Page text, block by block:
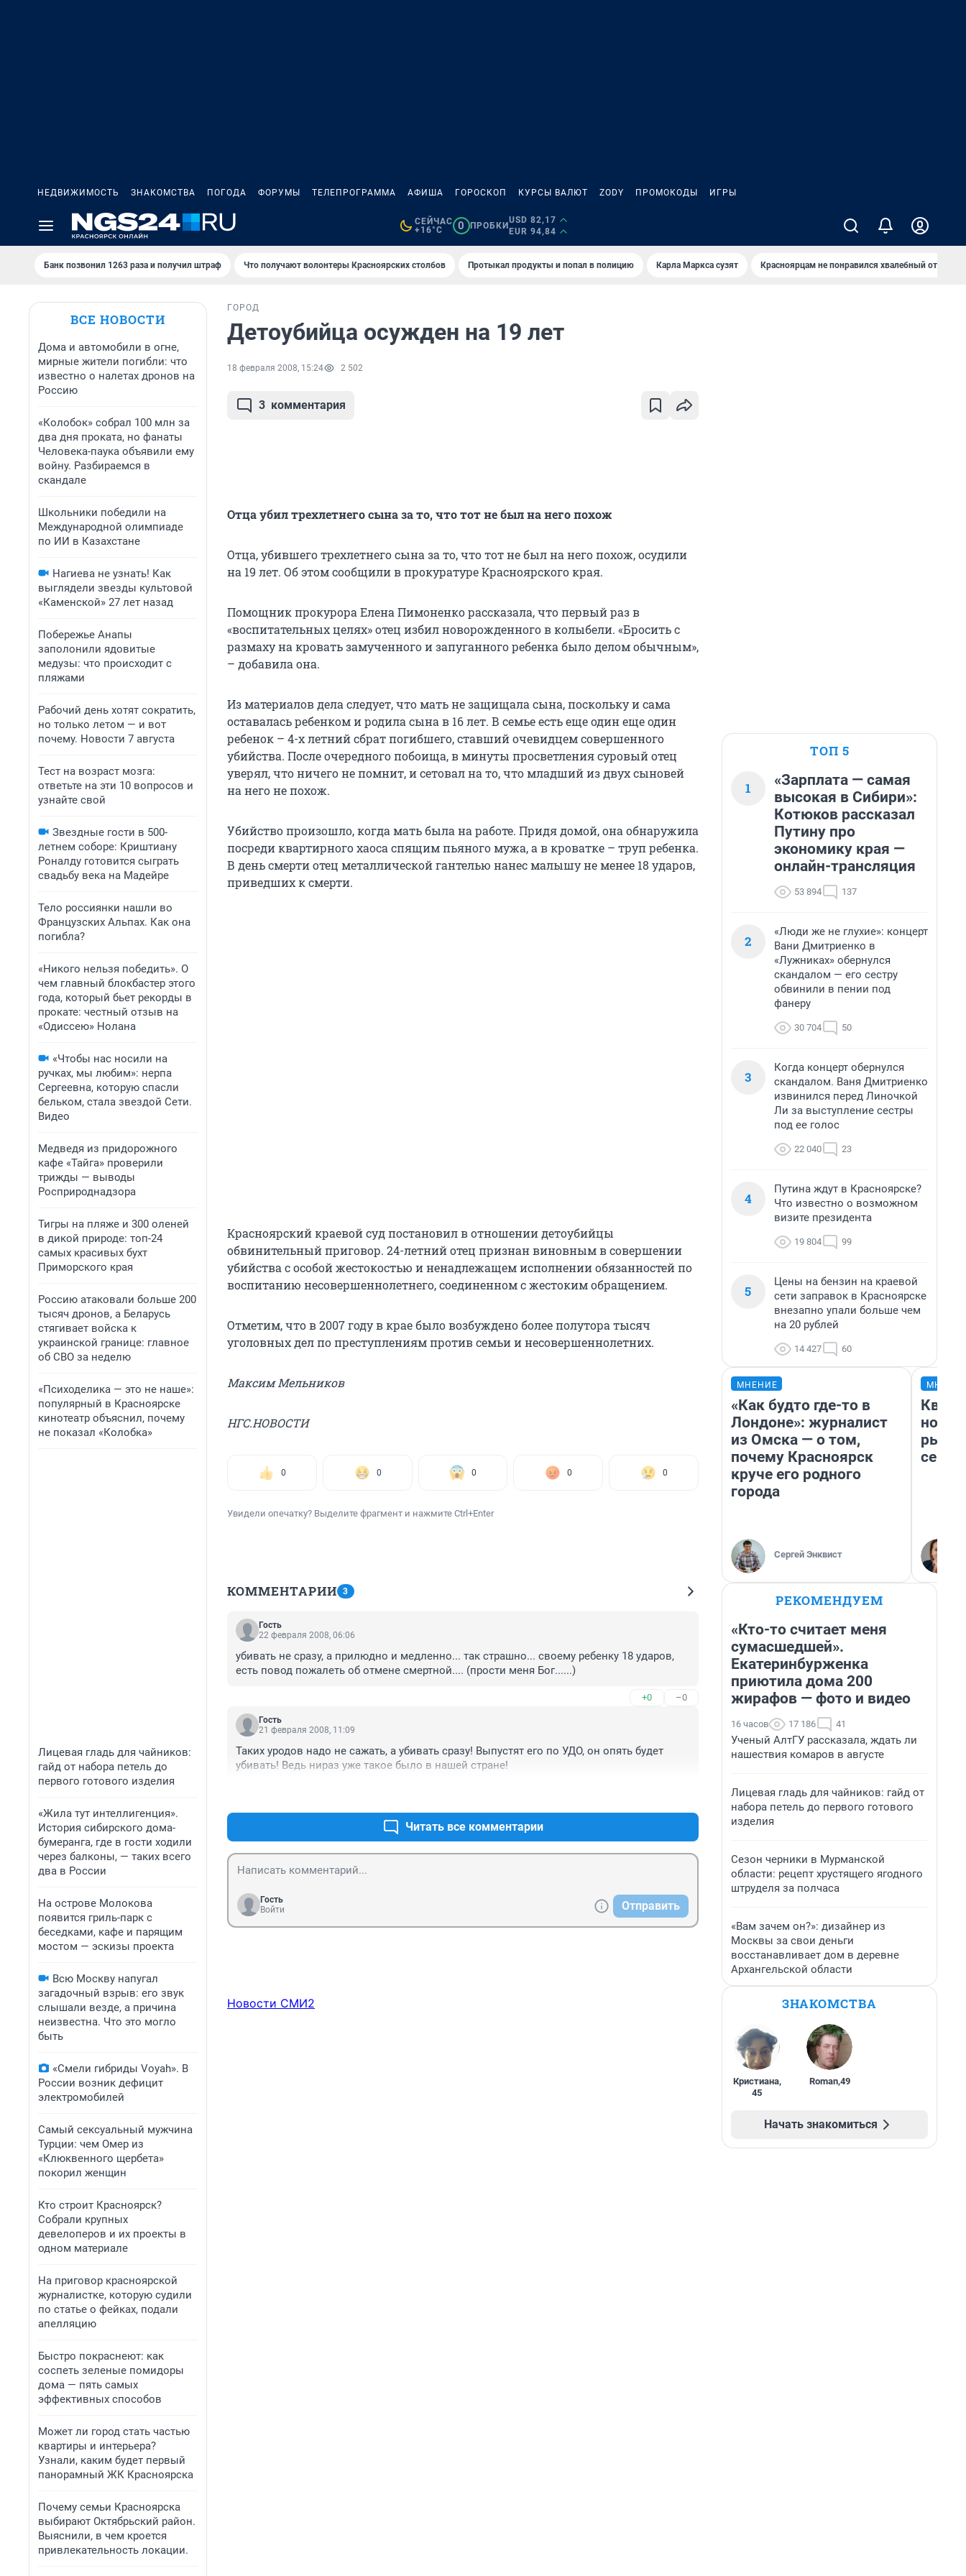
НЕДВИЖИМОСТЬ ЗНАКОМСТВА ПОГОДА ФОРУМЫ ТЕЛЕПРОГРАММА АФИША ГОРОСКОП КУРСЫ ВАЛЮТ ZODY ПРОМОКОДЫ ИГРЫ
СЕЙЧАС
+16°C
0 ПРОБКИ
USD 82,17
EUR 94,84
Банк позвонил 1263 раза и получил штраф Что получают волонтеры Красноярских столбов Протыкал продукты и попал в полицию Карла Маркса сузят Красноярцам не понравился хвалебный отзыв о
ВСЕ НОВОСТИ
Дома и автомобили в огне,
мирные жители погибли: что
известно о налетах дронов на
Россию
«Колобок» собрал 100 млн за
два дня проката, но фанаты
Человека-паука объявили ему
войну. Разбираемся в
скандале
Школьники победили на
Международной олимпиаде
по ИИ в Казахстане
Нагиева не узнать! Как
выглядели звезды культовой
«Каменской» 27 лет назад
Побережье Анапы
заполонили ядовитые
медузы: что происходит с
пляжами
Рабочий день хотят сократить,
но только летом — и вот
почему. Новости 7 августа
Тест на возраст мозга:
ответьте на эти 10 вопросов и
узнайте свой
Звездные гости в 500-
летнем соборе: Криштиану
Роналду готовится сыграть
свадьбу века на Мадейре
Тело россиянки нашли во
Французских Альпах. Как она
погибла?
«Никого нельзя победить». О
чем главный блокбастер этого
года, который бьет рекорды в
прокате: честный отзыв на
«Одиссею» Нолана
«Чтобы нас носили на
ручках, мы любим»: нерпа
Сергеевна, которую спасли
бельком, стала звездой Сети.
Видео
Медведя из придорожного
кафе «Тайга» проверили
трижды — выводы
Росприроднадзора
Тигры на пляже и 300 оленей
в дикой природе: топ-24
самых красивых бухт
Приморского края
Россию атаковали больше 200
тысяч дронов, а Беларусь
стягивает войска к
украинской границе: главное
об СВО за неделю
«Психоделика — это не наше»:
популярный в Красноярске
кинотеатр объяснил, почему
не показал «Колобка»
Лицевая гладь для чайников:
гайд от набора петель до
первого готового изделия
«Жила тут интеллигенция».
История сибирского дома-
бумеранга, где в гости ходили
через балконы, — таких всего
два в России
На острове Молокова
появится гриль-парк с
беседками, кафе и парящим
мостом — эскизы проекта
Всю Москву напугал
загадочный взрыв: его звук
слышали везде, а причина
неизвестна. Что это могло
быть
«Смели гибриды Voyah». В
России возник дефицит
электромобилей
Самый сексуальный мужчина
Турции: чем Омер из
«Клюквенного щербета»
покорил женщин
Кто строит Красноярск?
Собрали крупных
девелоперов и их проекты в
одном материале
На приговор красноярской
журналистке, которую судили
по статье о фейках, подали
апелляцию
Быстро покраснеют: как
соспеть зеленые помидоры
дома — пять самых
эффективных способов
Может ли город стать частью
квартиры и интерьера?
Узнали, каким будет первый
панорамный ЖК Красноярска
Почему семьи Красноярска
выбирают Октябрьский район.
Выяснили, в чем кроется
привлекательность локации.
ГОРОД
Детоубийца осужден на 19 лет
18 февраля 2008, 15:24 2 502
3 комментария
Отца убил трехлетнего сына за то, что тот не был на него похож
Отца, убившего трехлетнего сына за то, что тот не был на него похож, осудили
на 19 лет. Об этом сообщили в прокуратуре Красноярского края.
Помощник прокурора Елена Пимоненко рассказала, что первый раз в
«воспитательных целях» отец избил новорожденного в колыбели. «Бросить с
размаху на кровать замученного и запуганного ребенка было делом обычным»,
– добавила она.
Из материалов дела следует, что мать не защищала сына, поскольку и сама
оставалась ребенком и родила сына в 16 лет. В семье есть еще один еще один
ребенок – 4-х летний сбрат погибшего, ставший очевидцем совершенного
убийства. После очередного побоища, в минуты просветления суровый отец
уверял, что ничего не помнит, и сетовал на то, что младший из двух сыновей
на него не похож.
Убийство произошло, когда мать была на работе. Придя домой, она обнаружила
посреди квартирного хаоса спящим пьяного мужа, а в кроватке – труп ребенка.
В день смерти отец металлической гантелью нанес малышу не менее 18 ударов,
приведших к смерти.
Красноярский краевой суд постановил в отношении детоубийцы
обвинительный приговор. 24-летний отец признан виновным в совершении
убийства с особой жестокостью и ненадлежащем исполнении обязанностей по
воспитанию несовершеннолетнего, соединенном с жестоким обращением.
Отметим, что в 2007 году в крае было возбуждено более полутора тысяч
уголовных дел по преступлениям против семьи и несовершеннолетних.
Максим Мельников
НГС.НОВОСТИ
0 0 0 0 0
Увидели опечатку? Выделите фрагмент и нажмите Ctrl+Enter
КОММЕНТАРИИ 3
Гость
22 февраля 2008, 06:06
убивать не сразу, а прилюдно и медленно... так страшно... своему ребенку 18 ударов,
есть повод пожалеть об отмене смертной.... (прости меня Бог......)
+0 –0
Гость
21 февраля 2008, 11:09
Таких уродов надо не сажать, а убивать сразу! Выпустят его по УДО, он опять будет
убивать! Ведь нираз уже такое было в нашей стране!
Читать все комментарии
Гость
Войти
Отправить
Новости СМИ2
ТОП 5
1
«Зарплата — самая
высокая в Сибири»:
Котюков рассказал
Путину про
экономику края —
онлайн-трансляция
53 894 137
2
«Люди же не глухие»: концерт
Вани Дмитриенко в
«Лужниках» обернулся
скандалом — его сестру
обвинили в пении под
фанеру
30 704 50
3
Когда концерт обернулся
скандалом. Ваня Дмитриенко
извинился перед Линочкой
Ли за выступление сестры
под ее голос
22 040 23
4
Путина ждут в Красноярске?
Что известно о возможном
визите президента
19 804 99
5
Цены на бензин на краевой
сети заправок в Красноярске
внезапно упали больше чем
на 20 рублей
14 427 60
МНЕНИЕ
«Как будто где-то в
Лондоне»: журналист
из Омска — о том,
почему Красноярск
круче его родного
города
Сергей Энквист
но
РЕКОМЕНДУЕМ
«Кто-то считает меня
сумасшедшей».
Екатеринбурженка
приютила дома 200
жирафов — фото и видео
16 часов 17 186 41
Ученый АлтГУ рассказала, ждать ли
нашествия комаров в августе
Лицевая гладь для чайников: гайд от
набора петель до первого готового
изделия
Сезон черники в Мурманской
области: рецепт хрустящего ягодного
штруделя за полчаса
«Вам зачем он?»: дизайнер из
Москвы за свои деньги
восстанавливает дом в деревне
Архангельской области
ЗНАКОМСТВА
Кристиана,
45
Roman,49
Начать знакомиться